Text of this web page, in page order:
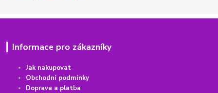
Informace pro zákazníky
Jak nakupovat
Obchodní podmínky
Doprava a platba